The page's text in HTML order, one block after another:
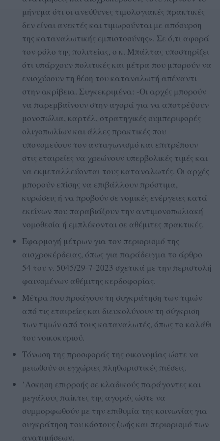
μήνυμα ότι οι ανεύθυνες τιμολογιακές πρακτικές
δεν είναι ανεκτές και τιμωρούνται με απόσυρση
της καταναλωτικής εμπιστοσύνης». Σε ό,τι αφορά
τον ρόλο της πολιτείας, ο κ. Μπάλτας υποστηρίζει
ότι υπάρχουν πολιτικές και μέτρα που μπορούν να
ενισχύσουν τη θέση του καταναλωτή απέναντι
στην ακρίβεια. Συγκεκριμένα: -Οι αρχές μπορούν
να παρεμβαίνουν στην αγορά για να αποτρέψουν
μονοπώλια, καρτέλ, στρατηγικές συμπεριφορές
ολιγοπωλίων και άλλες πρακτικές που
υπονομεύουν τον ανταγωνισμό και επιτρέπουν
στις εταιρείες να χρεώνουν υπερβολικές τιμές και
να εκμεταλλεύονται τους καταναλωτές. Οι αρχές
μπορούν επίσης να επιβάλλουν πρόστιμα,
κυρώσεις ή να προβούν σε νομικές ενέργειες κατά
εκείνων που παραβιάζουν την αντιμονοπωλιακή
νομοθεσία ή εμπλέκονται σε αθέμιτες πρακτικές.
Εφαρμογή μέτρων για τον περιορισμό της
αισχροκέρδειας, όπως για παράδειγμα το άρθρο
54 του ν. 5045/29-7-2023 σχετικά με την περιστολή
φαινομένων αθέμιτης κερδοφορίας.
Μέτρα που προάγουν τη συγκράτηση των τιμών
από τις εταιρείες και διευκολύνουν τη σύγκριση
των τιμών από τους καταναλωτές, όπως το καλάθι
του νοικοκυριού.
Τόνωση της προσφοράς της οικονομίας ώστε να
μειωθούν οι εγχώριες πληθωριστικές πιέσεις.
‘Ασκηση επιρροής σε κλαδικούς παράγοντες και
μεγάλους παίκτες της αγοράς ώστε να
συμμορφωθούν με την επιθυμία της κοινωνίας για
συγκράτηση του κόστους ζωής και περιορισμό των
ανατιμήσεων.